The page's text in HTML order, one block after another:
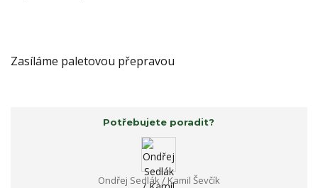
Zasíláme paletovou přepravou
Potřebujete poradit?
Ondřej Sedlák / Kamil Ševčík